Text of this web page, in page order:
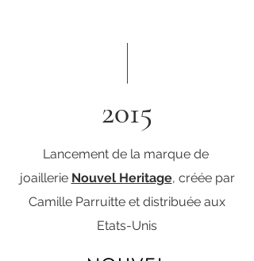
2015
Lancement de la marque de
joaillerie Nouvel Heritage, créée par
Camille Parruitte et distribuée aux
Etats-Unis